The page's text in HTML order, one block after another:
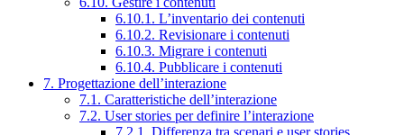
6.10.1. L’inventario dei contenuti
6.10.2. Revisionare i contenuti
6.10.3. Migrare i contenuti
6.10.4. Pubblicare i contenuti
7. Progettazione dell’interazione
7.1. Caratteristiche dell’interazione
7.2. User stories per definire l’interazione
7.2.1. Differenza tra scenari e user stories